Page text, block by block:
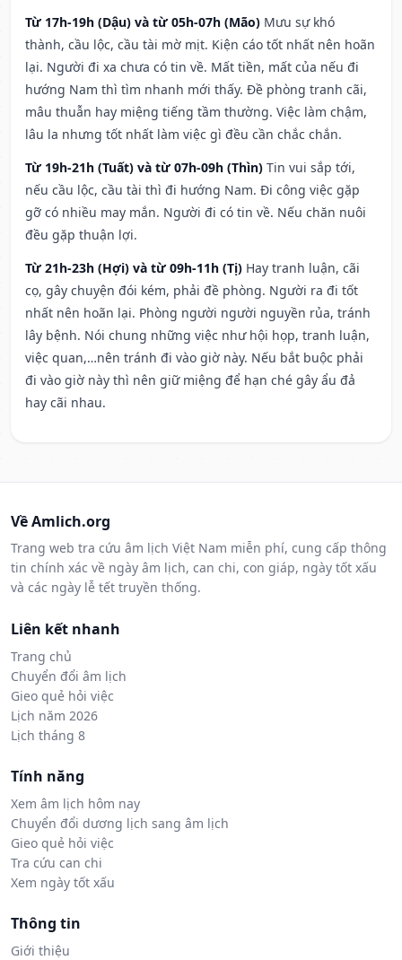
Từ 17h-19h (Dậu) và từ 05h-07h (Mão) Mưu sự khó
thành, cầu lộc, cầu tài mờ mịt. Kiện cáo tốt nhất nên hoãn
lại. Người đi xa chưa có tin về. Mất tiền, mất của nếu đi
hướng Nam thì tìm nhanh mới thấy. Đề phòng tranh cãi,
mâu thuẫn hay miệng tiếng tầm thường. Việc làm chậm,
lâu la nhưng tốt nhất làm việc gì đều cần chắc chắn.
Từ 19h-21h (Tuất) và từ 07h-09h (Thìn) Tin vui sắp tới,
nếu cầu lộc, cầu tài thì đi hướng Nam. Đi công việc gặp
gỡ có nhiều may mắn. Người đi có tin về. Nếu chăn nuôi
đều gặp thuận lợi.
Từ 21h-23h (Hợi) và từ 09h-11h (Tị) Hay tranh luận, cãi
cọ, gây chuyện đói kém, phải đề phòng. Người ra đi tốt
nhất nên hoãn lại. Phòng người người nguyền rủa, tránh
lây bệnh. Nói chung những việc như hội họp, tranh luận,
việc quan,…nên tránh đi vào giờ này. Nếu bắt buộc phải
đi vào giờ này thì nên giữ miệng để hạn ché gây ẩu đả
hay cãi nhau.
Về Amlich.org
Trang web tra cứu âm lịch Việt Nam miễn phí, cung cấp thông
tin chính xác về ngày âm lịch, can chi, con giáp, ngày tốt xấu
và các ngày lễ tết truyền thống.
Liên kết nhanh
Trang chủ
Chuyển đổi âm lịch
Gieo quẻ hỏi việc
Lịch năm 2026
Lịch tháng 8
Tính năng
Xem âm lịch hôm nay
Chuyển đổi dương lịch sang âm lịch
Gieo quẻ hỏi việc
Tra cứu can chi
Xem ngày tốt xấu
Thông tin
Giới thiệu